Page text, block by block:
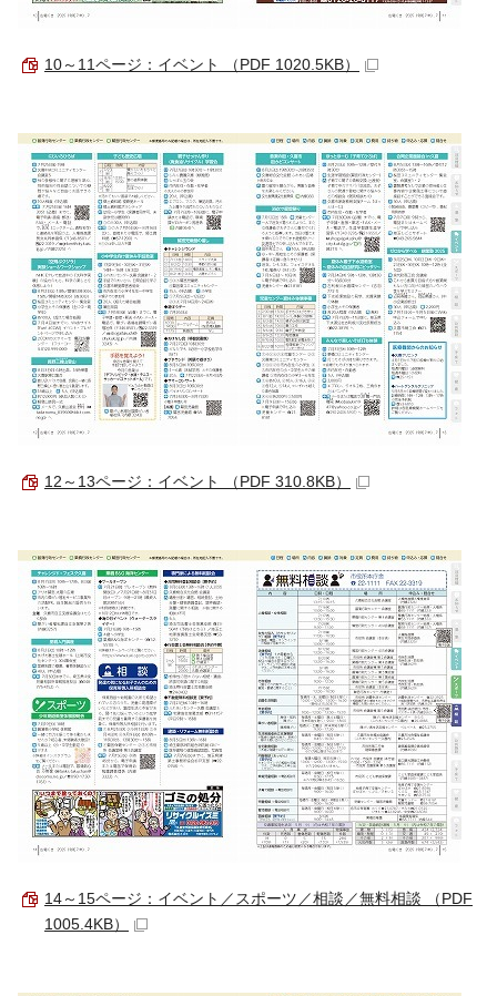
10～11ページ：イベント （PDF 1020.5KB）
12～13ページ：イベント （PDF 310.8KB）
14～15ページ：イベント／スポーツ／相談／無料相談 （PDF
1005.4KB）